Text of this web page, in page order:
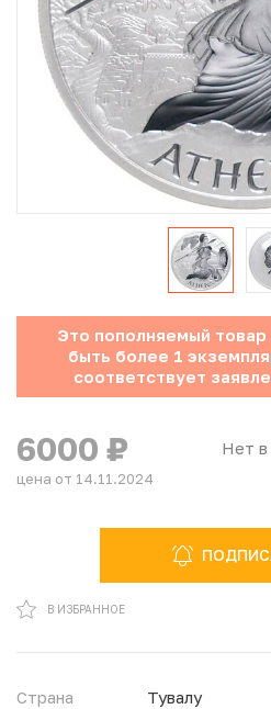
Юбилейные монеты Банка
Памятные и инвестиционные
Иностранные монеты
Неофициальные выпуски
Античные и средневековые
Инвестиционные монеты
Это пополняемый
быть более 1
соответствует
Нет в
6000 ₽
цена от 14.11.2024
В ИЗБРАННОЕ
Страна
Тувалу